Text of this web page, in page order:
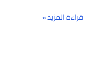
قراءة المزيد »